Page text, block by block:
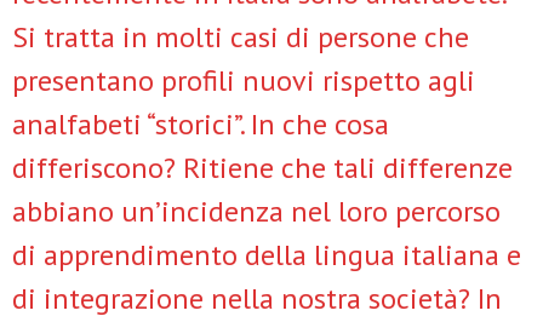
Si tratta in molti casi di persone che
presentano profili nuovi rispetto agli
analfabeti “storici”. In che cosa
differiscono? Ritiene che tali differenze
abbiano un’incidenza nel loro percorso
di apprendimento della lingua italiana e
di integrazione nella nostra società? In